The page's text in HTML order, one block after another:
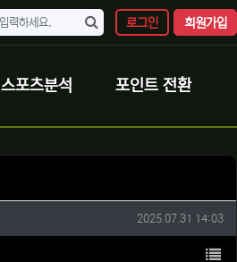
로그인 회원가입
스포츠분석 포인트 전환
작성일
2025.07.31 14:03
목